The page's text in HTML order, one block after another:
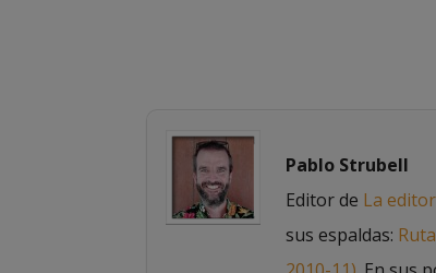
Pablo Strubell
Editor de La
sus espaldas: